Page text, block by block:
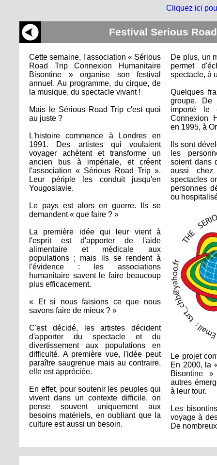
Cliquez ici
Festival Serious
Cette semaine, l'association « Sérious
Road Trip Connexion Humanitaire
Bisontine » organise son festival
annuel. Au programme, du cirque, de
la musique, du spectacle vivant !
Mais le Sérious Road Trip c'est quoi
au juste ?
L'histoire commence à Londres en
1991. Des artistes qui voulaient
voyager achètent et transforme un
ancien bus à impériale, et créent
l'association « Sérious Road Trip ».
Leur périple les conduit jusqu'en
Yougoslavie.
Le pays est alors en guerre. Ils se
demandent « que faire ? »
La première idée qui leur vient à
l'esprit est d'apporter de l'aide
alimentaire et médicale aux
populations ; mais ils se rendent à
l'évidence : les associations
humanitaire savent le faire beaucoup
plus efficacement.
« Et si nous faisions ce que nous
savons faire de mieux ? »
C'est décidé, les artistes décident
d'apporter du spectacle et du
divertissement aux populations en
difficulté. A première vue, l'idée peut
paraître saugrenue mais au contraire,
elle est appréciée.
En effet, pour soutenir les peuples qui
vivent dans un contexte difficile, on
pense souvent uniquement aux
besoins matériels, en oubliant que la
culture est aussi un besoin.
De plus, un
permet
spectacle, à
Quelques
groupe.
importé le
Connexion
en 1995, à
Ils sont
les
soient dans
aussi
spectacles
personnes
ou
Le projet
En 2000, la
Bisontine
autres
à leur tour.
Les
voyage à
De